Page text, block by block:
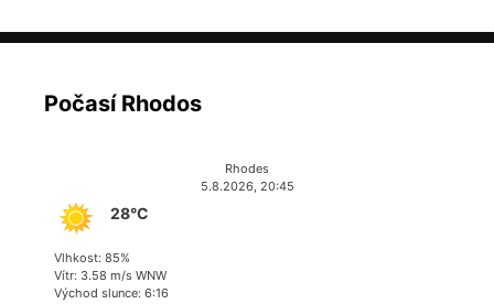
Počasí Rhodos
Rhodes
5.8.2026, 20:45
28°C
Vlhkost: 85%
Vítr: 3.58 m/s WNW
Východ slunce: 6:16